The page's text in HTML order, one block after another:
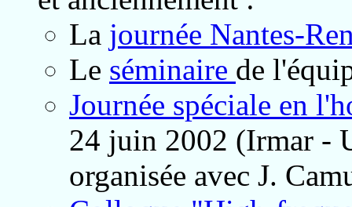
La journée Nantes-
Le séminaire de
Journée spéciale en
24 juin 2002 (Irmar -
organisée avec J.